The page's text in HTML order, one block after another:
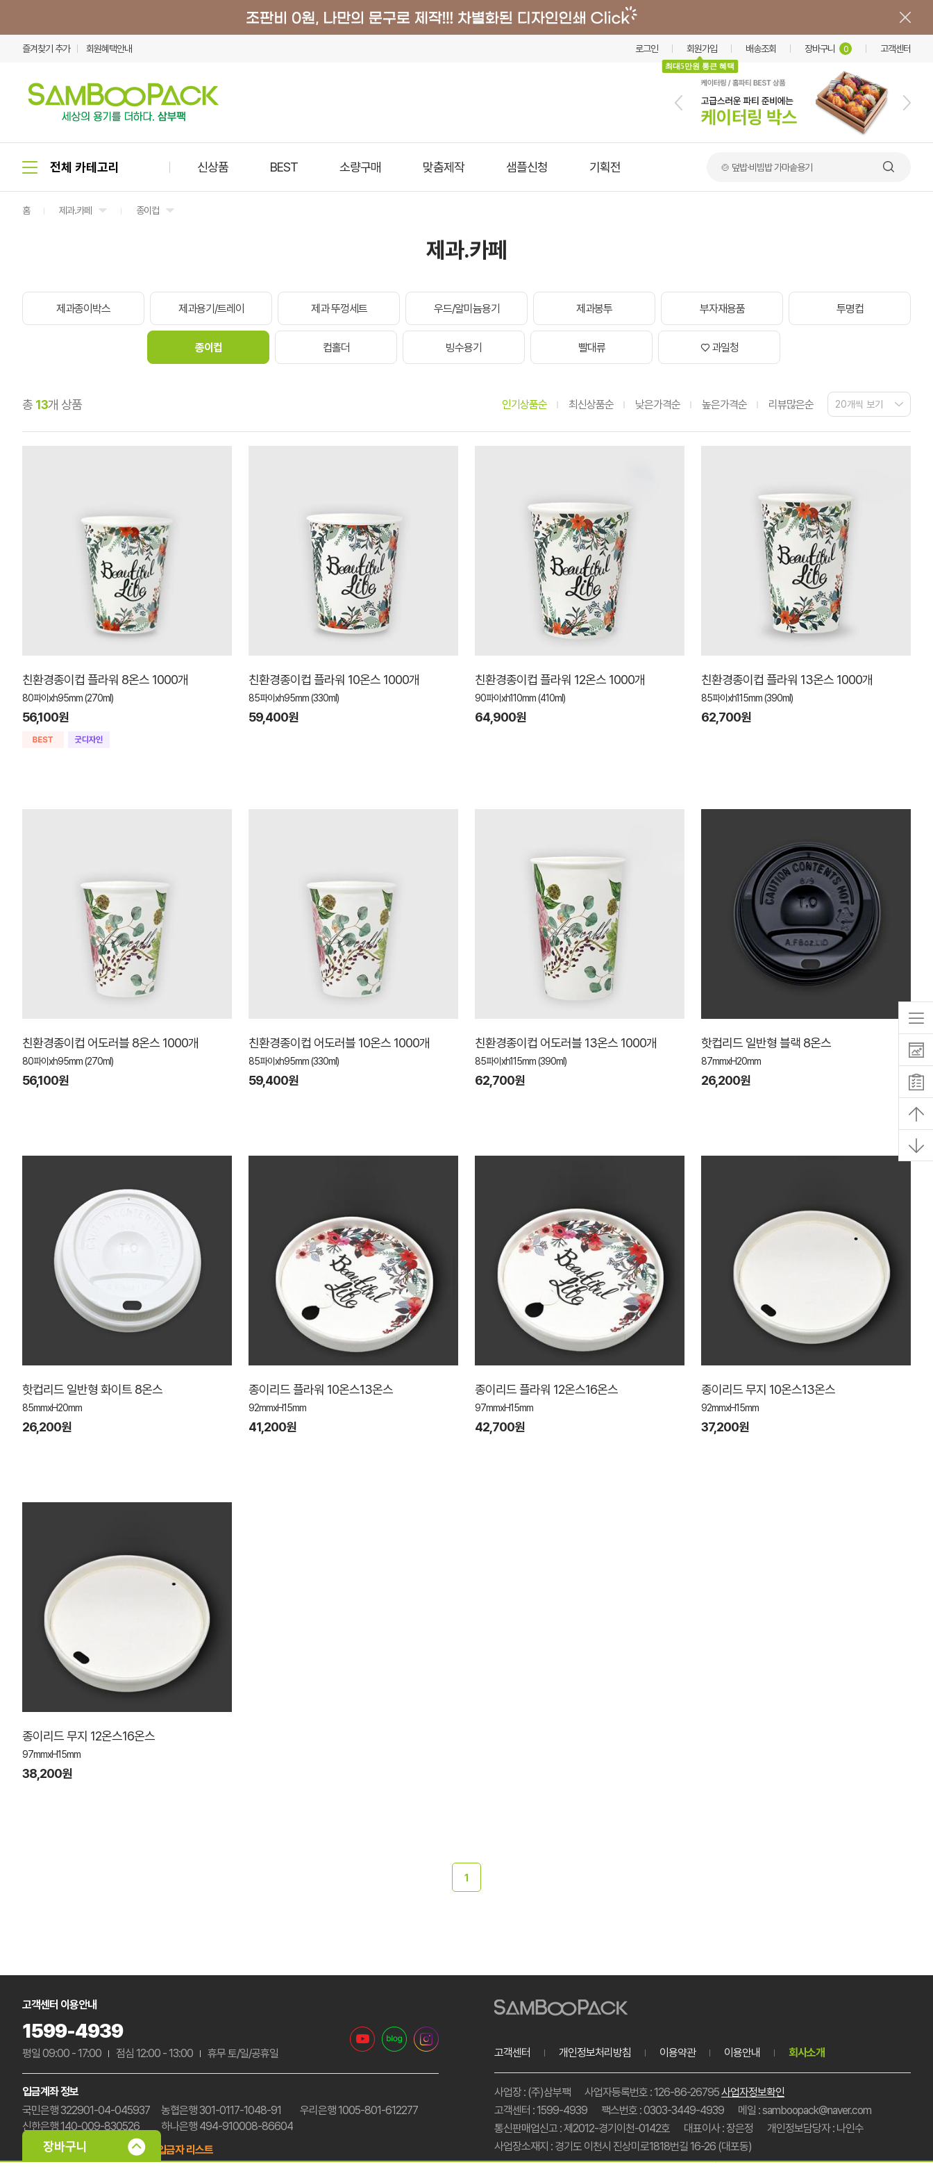
즐겨찾기 추가 회원혜택안내 로그인 회원가입
최대5만원 통큰 혜택
배송조회 장바구니 0 고객센터
신상품 BEST 소량구매 맞춤제작 샘플신청 기획전 🍲 덮밥·비빔밥 가마솥용기
홈 제과.카페 종이컵
제과.카페
제과종이박스 제과용기/트레이 제과 뚜껑세트 우드/알미늄용기 제과봉투 부자재용품 투명컵
종이컵 컵홀더 빙수용기 빨대류 ♡ 과일청
총 13개 상품 인기상품순 최신상품순 낮은가격순 높은가격순 리뷰많은순
친환경종이컵 플라워 8온스 1000개
80파이xh95mm (270ml)
56,100원
친환경종이컵 플라워 10온스 1000개
85파이xh95mm (330ml)
59,400원
친환경종이컵 플라워 12온스 1000개
90파이xh110mm (410ml)
64,900원
친환경종이컵 플라워 13온스 1000개
85파이xh115mm (390ml)
62,700원
친환경종이컵 어도러블 8온스 1000개
80파이xh95mm (270ml)
56,100원
친환경종이컵 어도러블 10온스 1000개
85파이xh95mm (330ml)
59,400원
친환경종이컵 어도러블 13온스 1000개
85파이xh115mm (390ml)
62,700원
핫컵리드 일반형 블랙 8온스
87mmxH20mm
26,200원
핫컵리드 일반형 화이트 8온스
85mmxH20mm
26,200원
종이리드 플라워 10온스13온스
92mmxH15mm
41,200원
종이리드 플라워 12온스16온스
97mmxH15mm
42,700원
종이리드 무지 10온스13온스
92mmxH15mm
37,200원
종이리드 무지 12온스16온스
97mmxH15mm
38,200원
1
고객센터 이용안내
1599-4939
평일 09:00 - 17:00 점심 12:00 - 13:00 휴무 토/일/공휴일
입금계좌 정보
국민은행 322901-04-045937
농협은행 301-0117-1048-91
우리은행 1005-801-612277
신한은행 140-009-830526
하나은행 494-910008-86604
예금주 : (주)삼부팩
미확인 입금자 리스트
고객센터 개인정보처리방침 이용약관 이용안내 회사소개
사업장 : (주)삼부팩 사업자등록번호 : 126-86-26795사업자정보확인
고객센터 : 1599-4939
팩스번호 : 0303-3449-4939
메일 : samboopack@naver.com
통신판매업신고 : 제2012-경기이천-0142호
대표이사 : 장은정
개인정보담당자 : 나인수
사업장소재지 : 경기도 이천시 진상미로1818번길 16-26 (대포동)